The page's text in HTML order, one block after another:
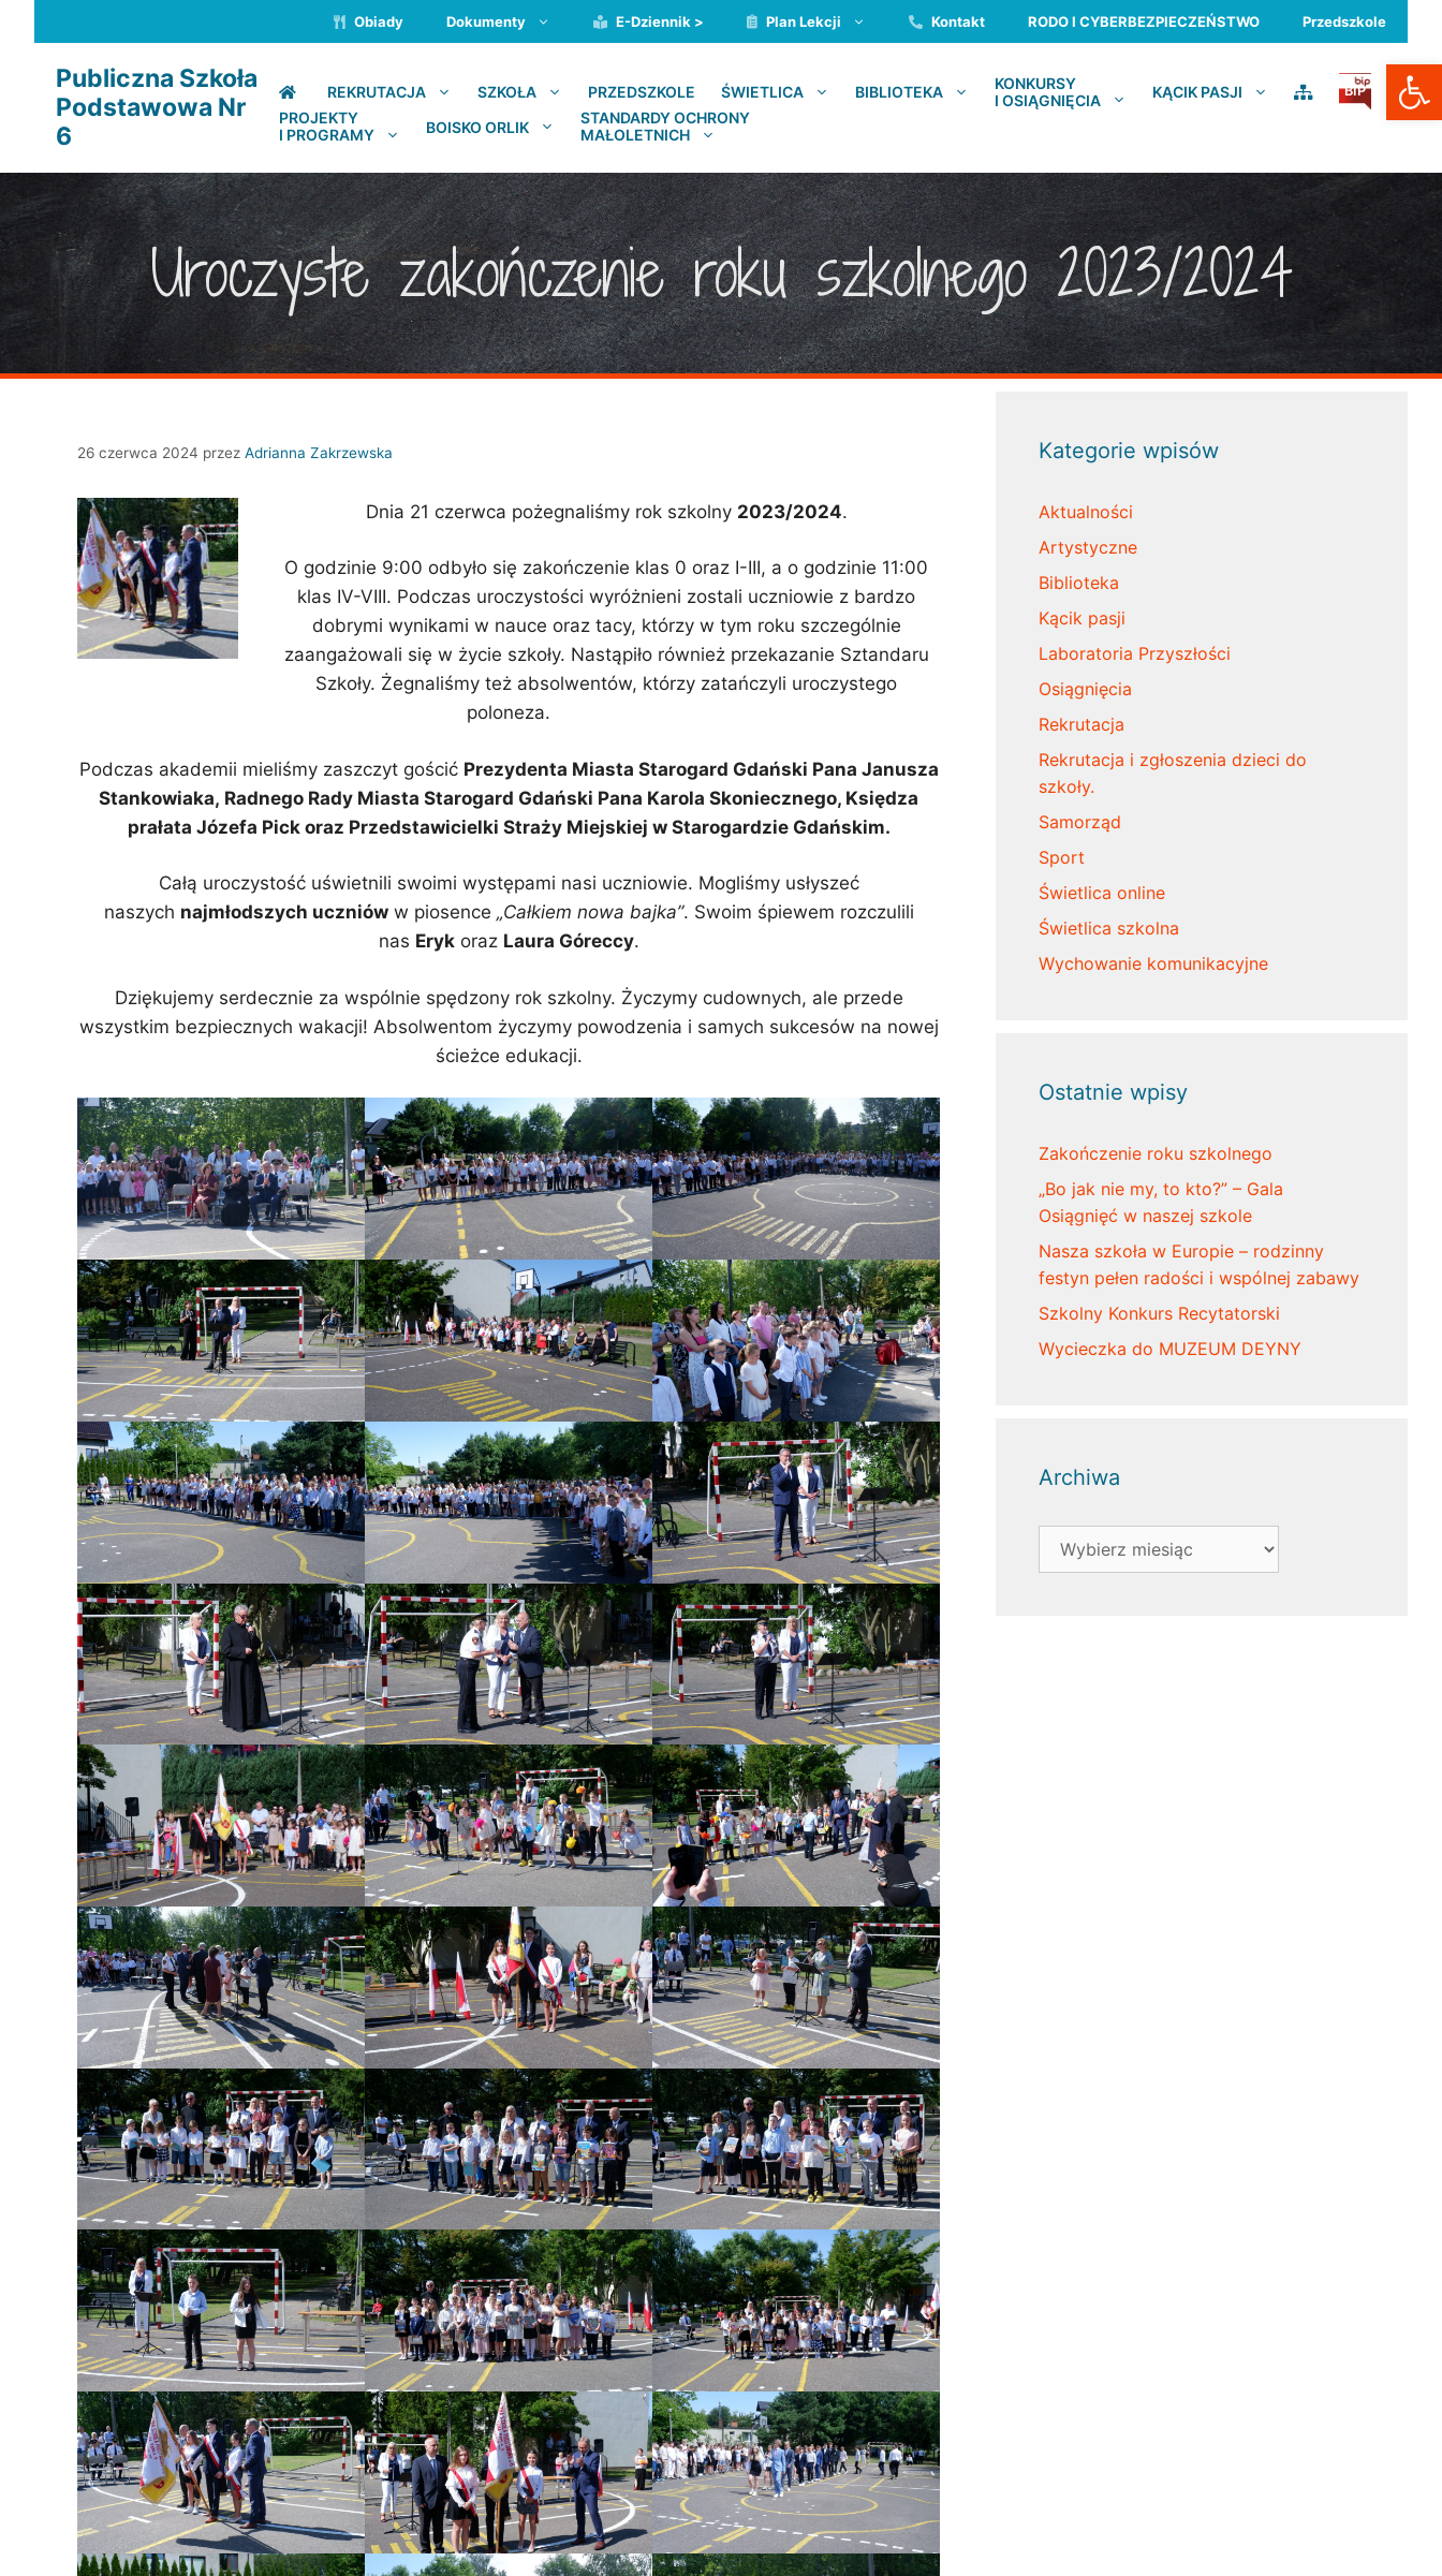
Obiady Dokumenty E-Dziennik > Plan Lekcji Kontakt RODO I CYBERBEZPIECZEŃSTWO Przedszkole
Publiczna Szkoła
Podstawowa Nr
6
REKRUTACJA SZKOŁA PRZEDSZKOLE ŚWIETLICA BIBLIOTEKA
KONKURSY
I OSIĄGNIĘCIA
KĄCIK PASJI BIP
PROJEKTY
I PROGRAMY
BOISKO ORLIK
STANDARDY OCHRONY
MAŁOLETNICH
Uroczyste zakończenie roku szkolnego 2023/2024
26 czerwca 2024 przez Adrianna Zakrzewska
Dnia 21 czerwca pożegnaliśmy rok szkolny 2023/2024.
O godzinie 9:00 odbyło się zakończenie klas 0 oraz I-III, a o godzinie 11:00
klas IV-VIII. Podczas uroczystości wyróżnieni zostali uczniowie z bardzo
dobrymi wynikami w nauce oraz tacy, którzy w tym roku szczególnie
zaangażowali się w życie szkoły. Nastąpiło również przekazanie Sztandaru
Szkoły. Żegnaliśmy też absolwentów, którzy zatańczyli uroczystego
poloneza.
Podczas akademii mieliśmy zaszczyt gościć Prezydenta Miasta Starogard Gdański Pana Janusza
Stankowiaka, Radnego Rady Miasta Starogard Gdański Pana Karola Skoniecznego, Księdza
prałata Józefa Pick oraz Przedstawicielki Straży Miejskiej w Starogardzie Gdańskim.
Całą uroczystość uświetnili swoimi występami nasi uczniowie. Mogliśmy usłyszeć
naszych najmłodszych ucznióww piosence „Całkiem nowa bajka”. Swoim śpiewem rozczulili
nas Erykoraz Laura Góreccy.
Dziękujemy serdecznie za wspólnie spędzony rok szkolny. Życzymy cudownych, ale przede
wszystkim bezpiecznych wakacji! Absolwentom życzymy powodzenia i samych sukcesów na nowej
ścieżce edukacji.
Kategorie wpisów
Aktualności
Artystyczne
Biblioteka
Kącik pasji
Laboratoria Przyszłości
Osiągnięcia
Rekrutacja
Rekrutacja i zgłoszenia dzieci do
szkoły.
Samorząd
Sport
Świetlica online
Świetlica szkolna
Wychowanie komunikacyjne
Ostatnie wpisy
Zakończenie roku szkolnego
„Bo jak nie my, to kto?” – Gala
Osiągnięć w naszej szkole
Nasza szkoła w Europie – rodzinny
festyn pełen radości i wspólnej zabawy
Szkolny Konkurs Recytatorski
Wycieczka do MUZEUM DEYNY
Archiwa
Archiwa